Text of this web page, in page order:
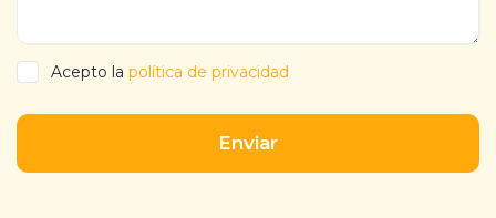
Acepto la política de privacidad
Enviar